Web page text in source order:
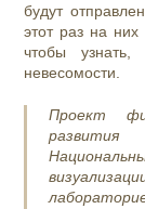
будут
этот раз на них
чтобы
невесомости.
Проект